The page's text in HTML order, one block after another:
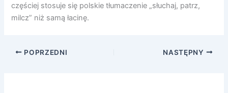
częściej stosuje się polskie tłumaczenie „słuchaj, patrz,
milcz” niż samą łacinę.
POPRZEDNI NASTĘPNY